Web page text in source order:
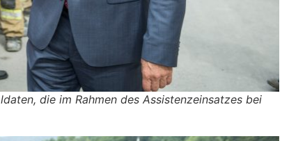
die im Rahmen des Assistenzeinsatzes bei